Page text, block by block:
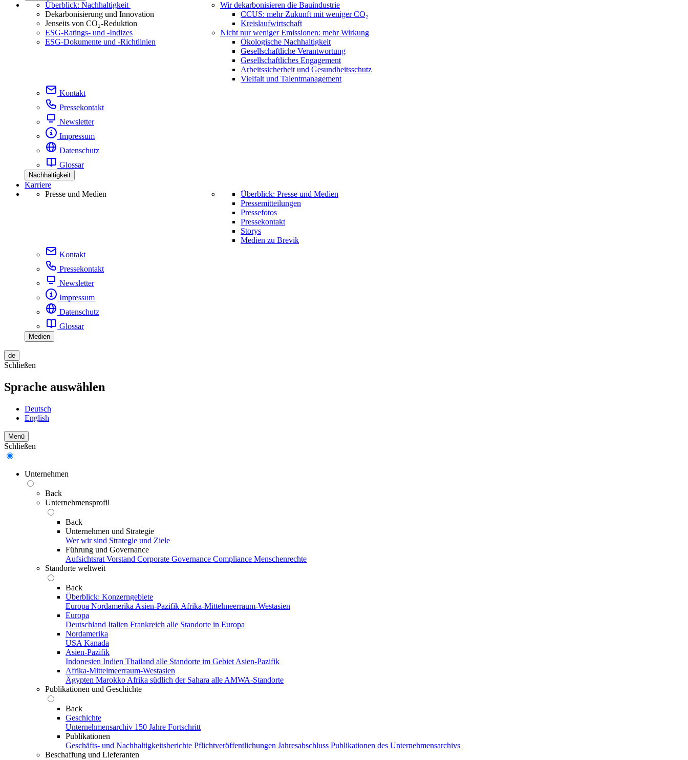
Überblick: Nachhaltigkeit
Dekarbonisierung und Innovation
Jenseits von CO₂-Reduktion
ESG-Ratings- und ‑Indizes
ESG-Dokumente und ‑Richtlinien
Wir dekarbonisieren die Bauindustrie
CCUS: mehr Zukunft mit weniger CO₂
Kreislaufwirtschaft
Nicht nur weniger Emissionen: mehr Wirkung
Ökologische Nachhaltigkeit
Gesellschaftliche Verantwortung
Gesellschaftliches Engagement
Arbeitssicherheit und Gesundheitsschutz
Vielfalt und Talentmanagement
Kontakt
Pressekontakt
Newsletter
Impressum
Datenschutz
Glossar
Nachhaltigkeit
Karriere
Presse und Medien
Überblick: Presse und Medien
Pressemitteilungen
Pressefotos
Pressekontakt
Storys
Medien zu Brevik
Kontakt
Pressekontakt
Newsletter
Impressum
Datenschutz
Glossar
Medien
de
Schließen
Sprache auswählen
Deutsch
English
Menü
Schließen
Unternehmen
Back
Unternehmensprofil
Back
Unternehmen und Strategie
Wer wir sind Strategie und Ziele
Führung und Governance
Aufsichtsrat Vorstand Corporate Governance Compliance Menschenrechte
Standorte weltweit
Back
Überblick: Konzerngebiete
Europa Nordamerika Asien-Pazifik Afrika-Mittelmeerraum-Westasien
Europa
Deutschland Italien Frankreich alle Standorte in Europa
Nordamerika
USA Kanada
Asien-Pazifik
Indonesien Indien Thailand alle Standorte im Gebiet Asien-Pazifik
Afrika-Mittelmeerraum-Westasien
Ägypten Marokko Afrika südlich der Sahara alle AMWA-Standorte
Publikationen und Geschichte
Back
Geschichte
Unternehmensarchiv 150 Jahre Fortschritt
Publikationen
Geschäfts- und Nachhaltigkeitsberichte Pflichtveröffentlichungen Jahresabschluss Publikationen des Unternehmensarchivs
Beschaffung und Lieferanten